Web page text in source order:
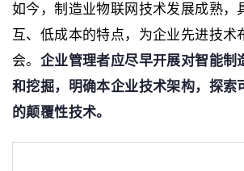
如今，制造业物联网技术发展成熟，
互、低成本的特点，为企业先进技术
会。 企业管理者应尽早开展对智能制
和挖掘，明确本企业技术架构，探索
的颠覆性技术。